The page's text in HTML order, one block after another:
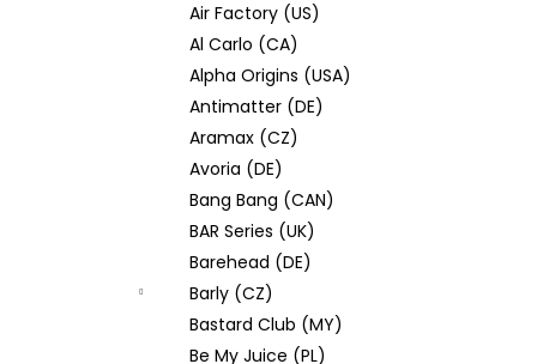
Air Factory (US)
Al Carlo (CA)
Alpha Origins (USA)
Antimatter (DE)
Aramax (CZ)
Avoria (DE)
Bang Bang (CAN)
BAR Series (UK)
Barehead (DE)
Barly (CZ)
Bastard Club (MY)
Be My Juice (PL)